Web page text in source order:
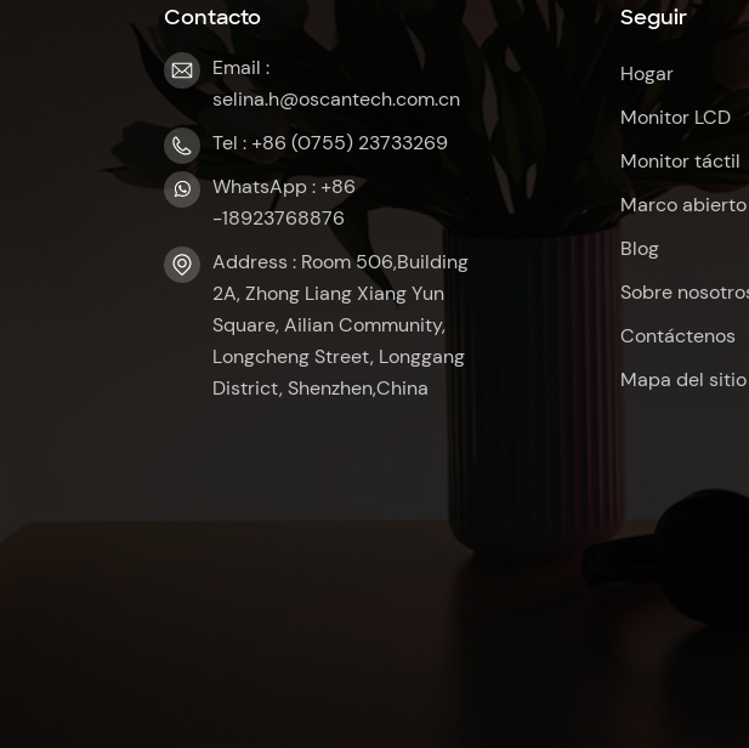
Contacto
Email :
selina.h@oscantech.com.cn
Tel : +86 (0755) 23733269
WhatsApp : +86
-18923768876
Address : Room 506,Building
2A, Zhong Liang Xiang Yun
Square, Ailian Community,
Longcheng Street, Longgang
District, Shenzhen,China
Seguir
Hogar
Monitor LCD
Monitor táctil
Marco abierto
Blog
Sobre
Contáctenos
Mapa del sitio